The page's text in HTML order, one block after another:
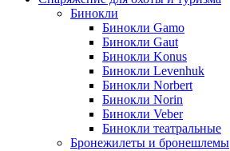
Бинокли
Бинокли Gamo
Бинокли Gaut
Бинокли Konus
Бинокли Levenhuk
Бинокли Norbert
Бинокли Norin
Бинокли Veber
Бинокли театральные
Бронежилеты и бронешлемы